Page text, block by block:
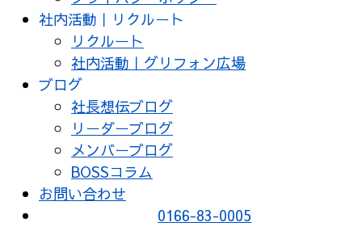
社内活動｜リクルート
リクルート
社内活動｜グリフォン広場
ブログ
社長想伝ブログ
リーダーブログ
メンバーブログ
BOSSコラム
お問い合わせ
0166-83-0005